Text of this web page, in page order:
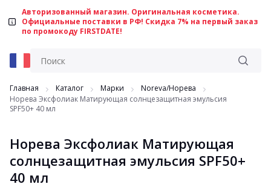
Авторизованный магазин. Оригинальная косметика.
Официальные поставки в РФ! Скидка 7% на первый заказ
по промокоду FIRSTDATE!
Главная Каталог Марки
Noreva/Норева
Норева Эксфолиак Матирующая солнцезащитная эмульсия
SPF50+ 40 мл
Норева Эксфолиак Матирующая
солнцезащитная эмульсия SPF50+
40 мл